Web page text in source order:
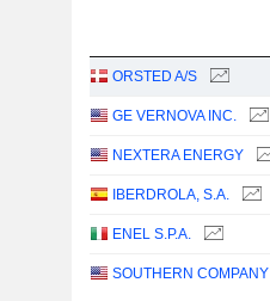
ORSTED A/S
GE VERNOVA INC.
NEXTERA ENERGY
IBERDROLA, S.A.
ENEL S.P.A.
SOUTHERN COMPANY